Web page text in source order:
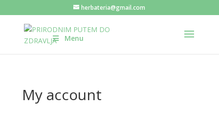
herbateria@gmail.com
Menu
My account